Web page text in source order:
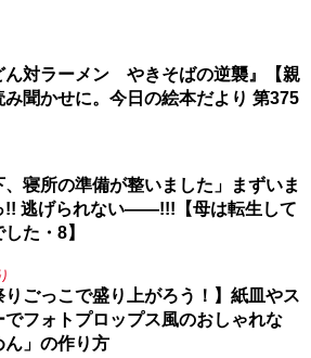
ん対ラーメン やきそばの逆襲』【親
み聞かせに。今日の絵本だより 第375
、寝所の準備が整いました」まずいま
!! 逃げられない――!!!【母は転生して
た・8】
りごっこで盛り上がろう！】紙皿やス
でフォトプロップス風のおしゃれな
ん」の作り方